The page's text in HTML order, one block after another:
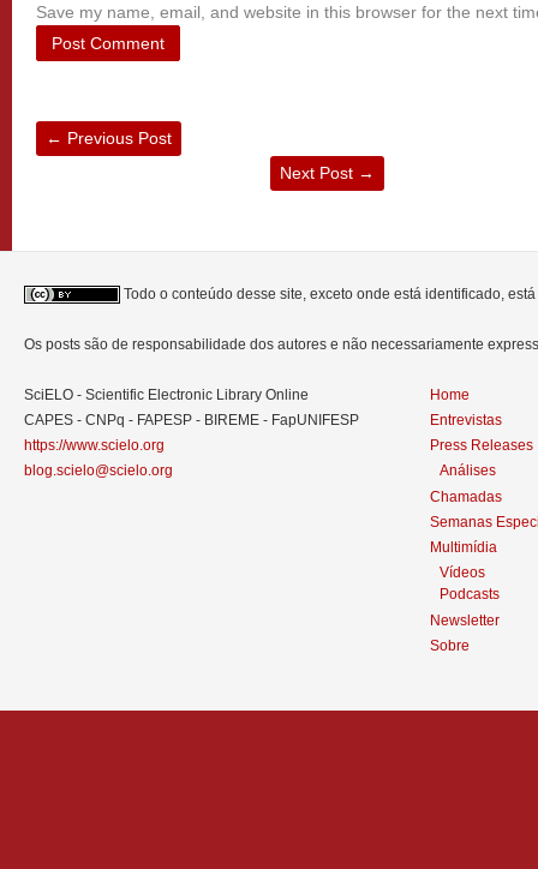
Save my name, email, and website in this browser for the next
← Previous Post
Next Post →
Todo o conteúdo desse site, exceto onde está identificado,
Os posts são de responsabilidade dos autores e não necessariamente
SciELO - Scientific Electronic Library Online
CAPES - CNPq - FAPESP - BIREME - FapUNIFESP
https://www.scielo.org
blog.scielo@scielo.org
Home
Entrevistas
Press Releases
Análises
Chamadas
Semanas
Multimídia
Vídeos
Podcasts
Newsletter
Sobre